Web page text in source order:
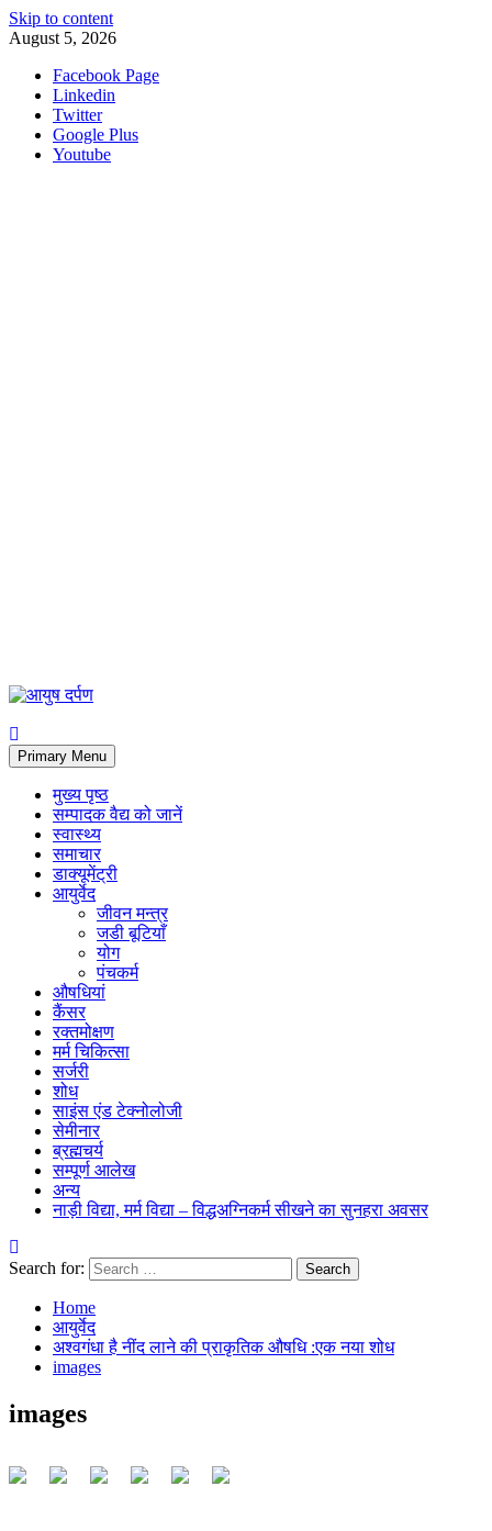
Skip to content
August 5, 2026
Facebook Page
Linkedin
Twitter
Google Plus
Youtube
Primary Menu
मुख्य पृष्ठ
सम्पादक वैद्य को जानें
स्वास्थ्य
समाचार
डाक्यूमेंट्री
आयुर्वेद
जीवन मन्त्र
जडी बूटियाँ
योग
पंचकर्म
औषधियां
कैंसर
रक्तमोक्षण
मर्म चिकित्सा
सर्जरी
शोध
साइंस एंड टेक्नोलोजी
सेमीनार
ब्रह्मचर्य
सम्पूर्ण आलेख
अन्य
नाड़ी विद्या, मर्म विद्या – विद्धअग्निकर्म सीखने का सुनहरा अवसर
Search for:
Home
आयुर्वेद
अश्वगंधा है नींद लाने की प्राकृतिक औषधि :एक नया शोध
images
images